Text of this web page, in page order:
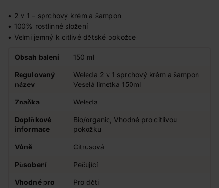
• 2 v 1 – sprchový krém a šampon
• 100% rostlinné složení
• Velmi jemný k citlivé dětské pokožce
Obsah balení 150 ml
Regulovaný
název
Weleda 2 v 1 sprchový krém a šampon
Veselá limetka 150ml
Značka Weleda
Doplňkové
informace
Bio/organic, Vhodné pro citlivou
pokožku
Vůně Citrusová
Působení Pečující
Vhodné pro Pro děti